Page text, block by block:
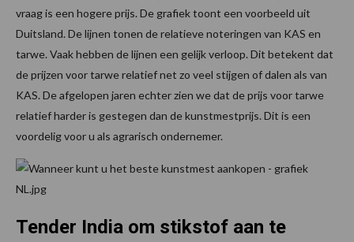
vraag is een hogere prijs. De grafiek toont een voorbeeld uit
Duitsland. De lijnen tonen de relatieve noteringen van KAS en
tarwe. Vaak hebben de lijnen een gelijk verloop. Dit betekent dat
de prijzen voor tarwe relatief net zo veel stijgen of dalen als van
KAS. De afgelopen jaren echter zien we dat de prijs voor tarwe
relatief harder is gestegen dan de kunstmestprijs. Dit is een
voordelig voor u als agrarisch ondernemer.
Tender India om stikstof aan te